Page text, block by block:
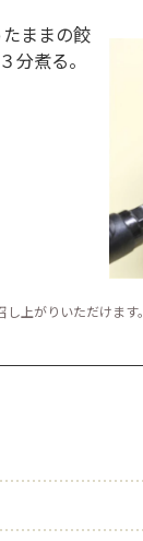
ままの餃
分煮る。
上がりいただけます。